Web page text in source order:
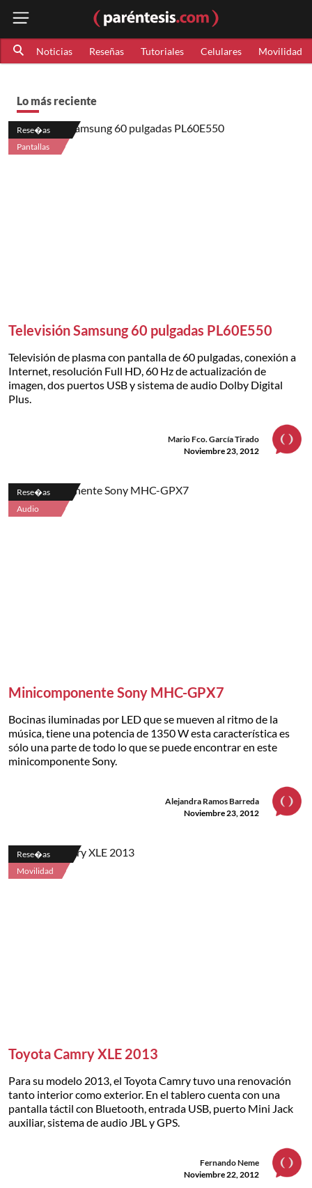
Noticias Reseñas Tutoriales Celulares Movilidad
Lo más reciente
Rese�as
Pantallas
Televisión Samsung 60 pulgadas PL60E550
Televisión de plasma con pantalla de 60 pulgadas, conexión a
Internet, resolución Full HD, 60 Hz de actualización de
imagen, dos puertos USB y sistema de audio Dolby Digital
Plus.
Mario Fco. García Tirado
Noviembre 23, 2012
Rese�as
Audio
Minicomponente Sony MHC-GPX7
Bocinas iluminadas por LED que se mueven al ritmo de la
música, tiene una potencia de 1350 W esta característica es
sólo una parte de todo lo que se puede encontrar en este
minicomponente Sony.
Alejandra Ramos Barreda
Noviembre 23, 2012
Rese�as
Movilidad
Toyota Camry XLE 2013
Para su modelo 2013, el Toyota Camry tuvo una renovación
tanto interior como exterior. En el tablero cuenta con una
pantalla táctil con Bluetooth, entrada USB, puerto Mini Jack
auxiliar, sistema de audio JBL y GPS.
Fernando Neme
Noviembre 22, 2012